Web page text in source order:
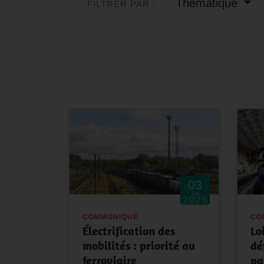
FILTRER PAR : Thématique
03
Juil
2026
COMMUNIQUÉ
Électrification des
mobilités : priorité au
ferroviaire